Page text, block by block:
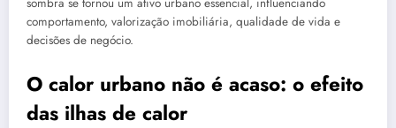
sombra se tornou um ativo urbano essencial, influenciando
comportamento, valorização imobiliária, qualidade de vida e
decisões de negócio.
O calor urbano não é acaso: o efeito
das ilhas de calor